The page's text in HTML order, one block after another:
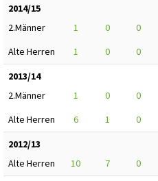
2014/15
2.Männer
1 0 0
Alte Herren
1 0 0
2013/14
2.Männer
1 0 0
Alte Herren
6 1 0
2012/13
Alte Herren
10 7 0